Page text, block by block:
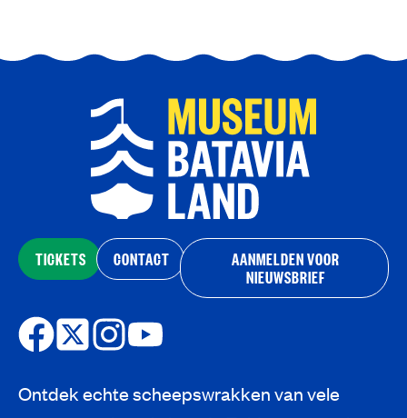
TICKETS CONTACT
AANMELDEN VOOR
NIEUWSBRIEF
Ontdek echte scheepswrakken van vele